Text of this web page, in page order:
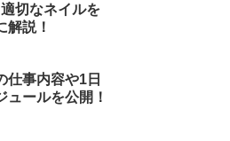
切なネイルを
解説！
仕事内容や1日
ュールを公開！